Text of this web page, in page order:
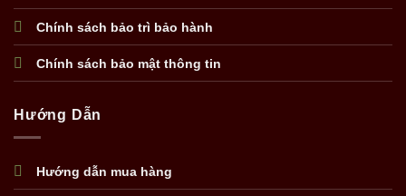
Chính sách bảo trì bảo hành
Chính sách bảo mật thông tin
Hướng Dẫn
Hướng dẫn mua hàng